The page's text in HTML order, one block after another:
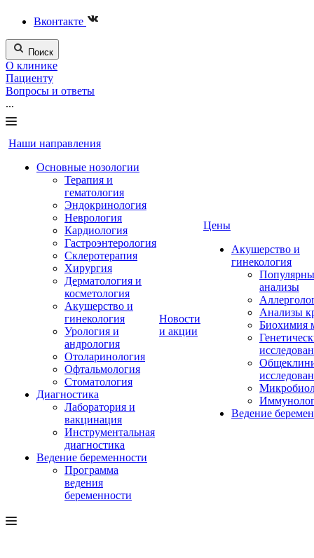
Вконтакте
Поиск
О клинике
Пациенту
Вопросы и ответы
...
Наши направления
Основные нозологии
Терапия и
гематология
Эндокринология
Неврология
Кардиология
Гастроэнтерология
Склеротерапия
Хирургия
Дерматология и
косметология
Акушерство и
гинекология
Урология и
андрология
Отоларинология
Офтальмология
Стоматология
Диагностика
Лаборатория и
вакцинация
Инструментальная
диагностика
Ведение беременности
Программа
ведения
беременности
Новости
и акции
Цены
Акушерство и
гинекология
анализы
Анализы
Биохимия
Ведение